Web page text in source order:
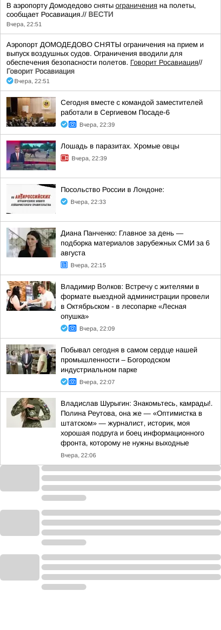
В аэропорту Домодедово сняты ограничения на полеты,
сообщает Росавиация.// ВЕСТИ
Вчера, 22:51
Аэропорт ДОМОДЕДОВО СНЯТЫ ограничения на прием и
выпуск воздушных судов. Ограничения вводили для
обеспечения безопасности полетов. Говорит Росавиация//
Говорит Росавиация
Вчера, 22:51
Сегодня вместе с командой заместителей
работали в Сергиевом Посаде-6
Вчера, 22:39
Лошадь в паразитах. Хромые овцы
Вчера, 22:39
Посольство России в Лондоне:
Вчера, 22:33
Диана Панченко: Главное за день —
подборка материалов зарубежных СМИ за 6
августа
Вчера, 22:15
Владимир Волков: Встречу с жителями в
формате выездной администрации провели
в Октябрьском - в лесопарке «Лесная
опушка»
Вчера, 22:09
Побывал сегодня в самом сердце нашей
промышленности – Богородском
индустриальном парке
Вчера, 22:07
Владислав Шурыгин: Знакомьтесь, камрады!.
Полина Реутова, она же — «Оптимистка в
штатском» — журналист, историк, моя
хорошая подруга и боец информационного
фронта, которому не нужны выходные
Вчера, 22:06